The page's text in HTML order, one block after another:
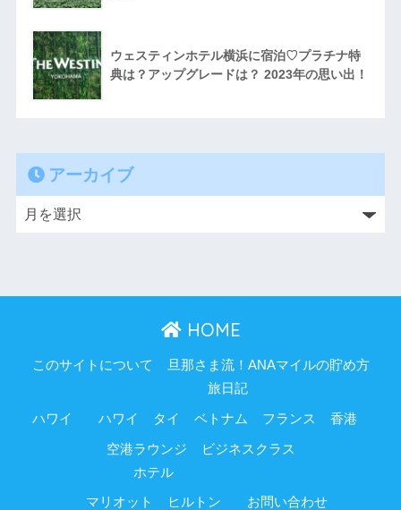
ウェスティンホテル横浜に宿泊♡プラチナ特
典は？アップグレードは？ 2023年の思い出！
アーカイブ
HOME
このサイトについて 旦那さま流！ANAマイルの貯め方
ハワイ
旅日記
ハワイ タイ ベトナム フランス 香港
空港ラウンジ
ビジネスクラス
ホテル
マリオット ヒルトン お問い合わせ